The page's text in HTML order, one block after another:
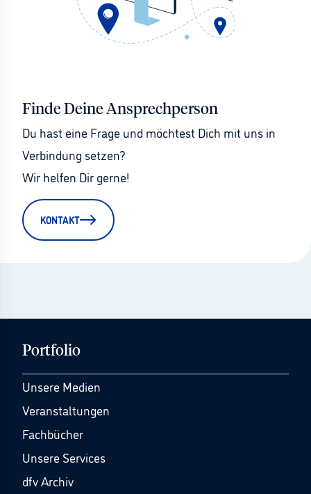
Finde Deine Ansprechperson
Du hast eine Frage und möchtest Dich mit uns in
Verbindung setzen?
Wir helfen Dir gerne!
KONTAKT
Portfolio
Unsere Medien
Veranstaltungen
Fachbücher
Unsere Services
dfv Archiv